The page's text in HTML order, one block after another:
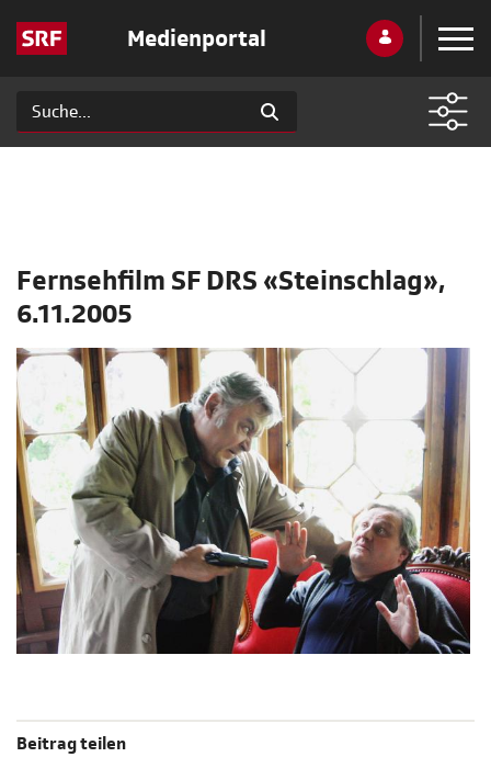
Medienportal
Fernsehfilm SF DRS «Steinschlag»,
6.11.2005
Beitrag teilen